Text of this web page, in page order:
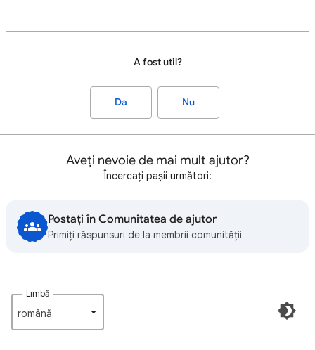
A fost util?
Da Nu
Aveți nevoie de mai mult ajutor?
Încercați pașii următori:
Postați în Comunitatea de ajutor
Primiți răspunsuri de la membrii comunității
Limbă
română‎